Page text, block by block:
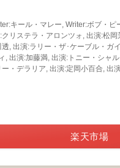
キール・マレー, Writer:ボブ・ピ
リステラ・アロンツォ, 出演:松岡
, 出演:ラリー・ザ･ケーブル・ガ
出演:加藤満, 出演:トニー・シャ
・デラリア, 出演:定岡小百合, 出
楽天市場